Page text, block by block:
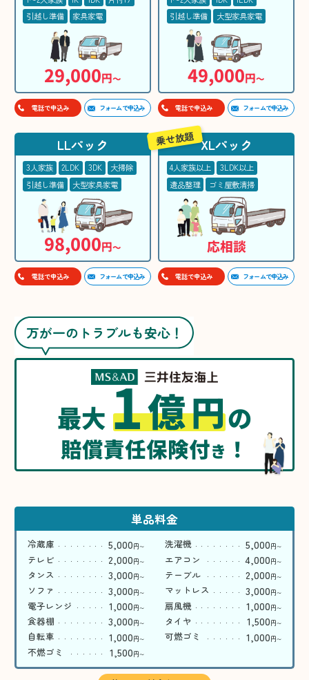
引越し準備
家具家電
29,000円〜
電話で申込み フォームで申込み
引越し準備
大型家具家電
49,000円〜
電話で申込み フォームで申込み
LLパック
3人家族 2LDK 3DK
大掃除
引越し準備
大型家具家電
98,000円〜
電話で申込み フォームで申込み
XLパック
4人家族以上
3LDK以上
遺品整理
ゴミ屋敷清掃
応相談
乗せ放題
電話で申込み フォームで申込み
万が一のトラブルも安心！
最大1億円の
賠償責任保険付き ！
単品料金
冷蔵庫 5,000円〜 洗濯機 5,000円〜
テレビ 2,000円〜 エアコン 4,000円〜
タンス 3,000円〜 テーブル 2,000円〜
ソファ 3,000円〜 マットレス 3,000円〜
電子レンジ 1,000円〜 扇風機 1,000円〜
食器棚 3,000円〜 タイヤ 1,500円〜
自転車 1,000円〜 可燃ゴミ 1,000円〜
不燃ゴミ 1,500円〜